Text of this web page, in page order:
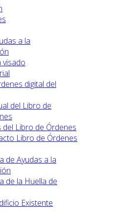
a la
visado
digital del
del Libro de
del Libro de Órdenes
Libro de Órdenes
de Ayudas a la
de la Huella de
Existente